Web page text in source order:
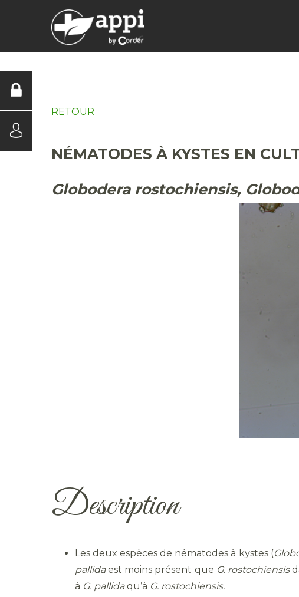
RETOUR
NÉMATODES À KYSTES EN
Globodera rostochiensis,
Description
Les deux espèces de nématodes à kystes (
pallidaest moins présent que G. rostochiensis
à G. pallidaqu’à G. rostochiensis.